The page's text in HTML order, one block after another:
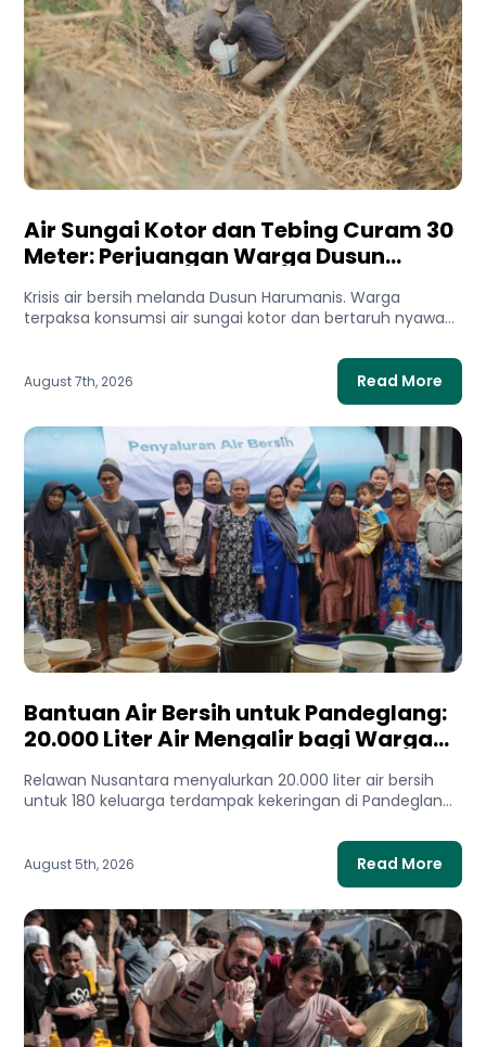
Air Sungai Kotor dan Tebing Curam 30
Meter: Perjuangan Warga Dusun
Krisis air bersih melanda Dusun Harumanis. Warga
terpaksa konsumsi air sungai kotor dan bertaruh nyawa
August 7th, 2026 Read More
Bantuan Air Bersih untuk Pandeglang:
20.000 Liter Air Mengalir bagi Warga
Relawan Nusantara menyalurkan 20.000 liter air bersih
untuk 180 keluarga terdampak kekeringan di Pandeglang,
August 5th, 2026 Read More